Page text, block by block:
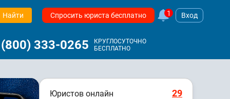
Найти Спросить юриста бесплатно 1 Вход
333-0265
КРУГЛОСУТОЧНО
БЕСПЛАТНО
Юристов онлайн 29